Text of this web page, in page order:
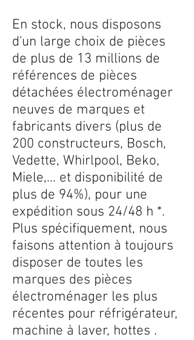
En stock, nous disposons
d'un large choix de pièces
de plus de 13 millions de
références de pièces
détachées électroménager
neuves de marques et
fabricants divers (plus de
200 constructeurs, Bosch,
Vedette, Whirlpool, Beko,
Miele,... et disponibilité de
plus de 94%), pour une
expédition sous 24/48 h *.
Plus spécifiquement, nous
faisons attention à toujours
disposer de toutes les
marques des pièces
électroménager les plus
récentes pour réfrigérateur,
machine à laver, hottes .